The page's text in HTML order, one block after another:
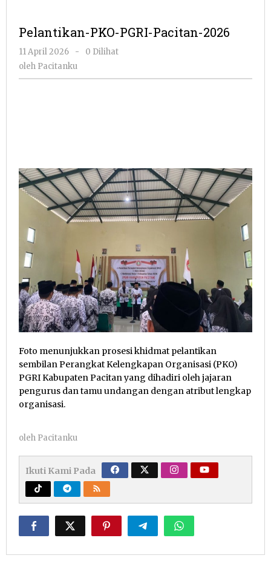
Pelantikan-PKO-PGRI-Pacitan-2026
11 April 2026
oleh
Pacitanku
-
0 Dilihat
oleh Pacitanku
Foto menunjukkan prosesi khidmat pelantikan
sembilan Perangkat Kelengkapan Organisasi (PKO)
PGRI Kabupaten Pacitan yang dihadiri oleh jajaran
pengurus dan tamu undangan dengan atribut lengkap
organisasi.
oleh Pacitanku
Ikuti Kami Pada